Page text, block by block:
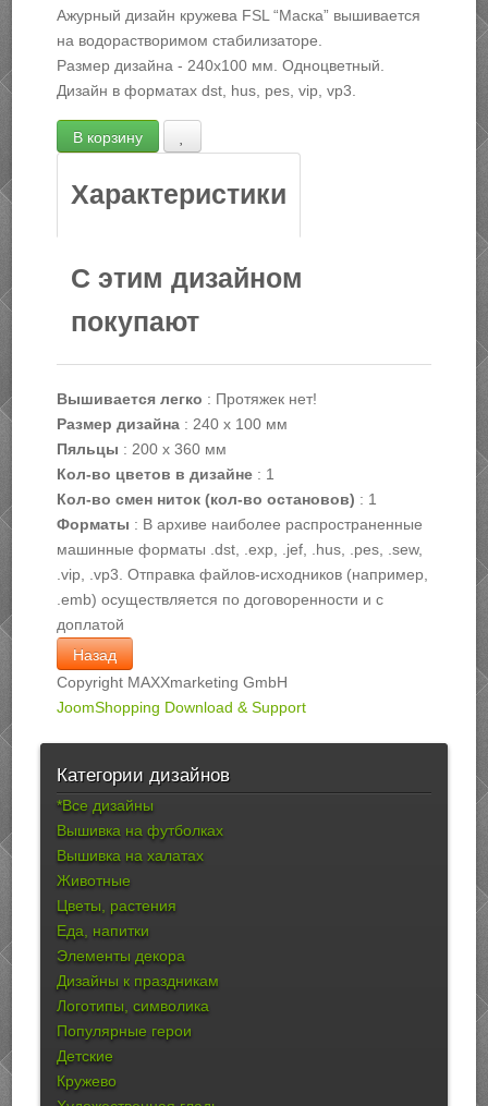
Ажурный дизайн кружева FSL “Маска” вышивается
на водорастворимом стабилизаторе.
Размер дизайна - 240х100 мм. Одноцветный.
Дизайн в форматах dst, hus, pes, vip, vp3.
Характеристики
С этим дизайном
покупают
Вышивается легко : Протяжек нет!
Размер дизайна: 240 х 100 мм
Пяльцы : 200 х 360 мм
Кол-во цветов в дизайне: 1
Кол-во смен ниток (кол-во остановов) : 1
Форматы : В архиве наиболее распространенные
машинные форматы .dst, .exp, .jef, .hus, .pes, .sew,
.vip, .vp3. Отправка файлов-исходников (например,
.emb) осуществляется по договоренности и с
доплатой
Copyright MAXXmarketing GmbH
JoomShopping Download & Support
Категории дизайнов
*Все дизайны
Вышивка на футболках
Вышивка на халатах
Животные
Цветы, растения
Еда, напитки
Элементы декора
Дизайны к праздникам
Логотипы, символика
Популярные герои
Детские
Кружево